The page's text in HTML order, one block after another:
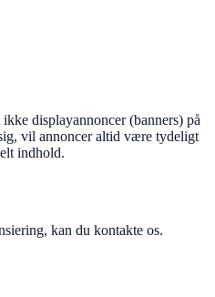
displayannoncer (banners) på
vil annoncer altid være tydeligt
indhold.
kan du kontakte os.